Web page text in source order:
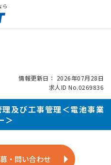
ら
情報更新日： 2026年07月28日
求人ID No.0269836
及び工事管理＜電池事業
＞
・問い合わせ